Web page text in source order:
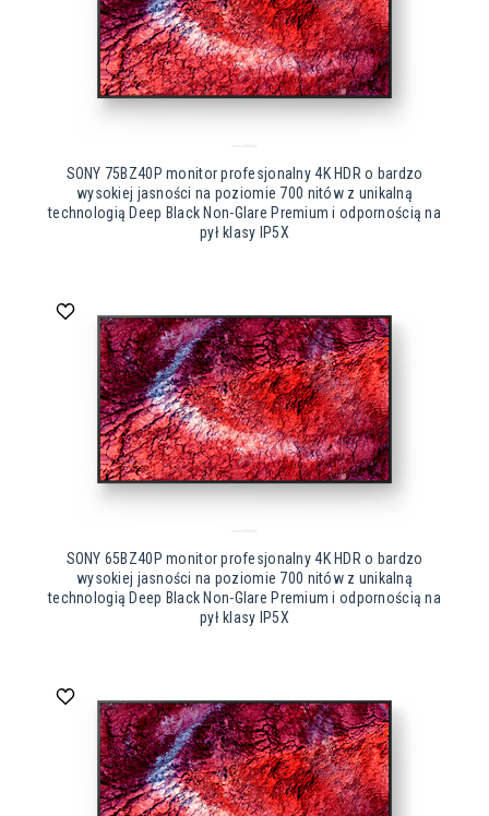
SONY 75BZ40P monitor profesjonalny 4K HDR o bardzo
wysokiej jasności na poziomie 700 nitów z unikalną
technologią Deep Black Non-Glare Premium i odpornością na
pył klasy IP5X
SONY 65BZ40P monitor profesjonalny 4K HDR o bardzo
wysokiej jasności na poziomie 700 nitów z unikalną
technologią Deep Black Non-Glare Premium i odpornością na
pył klasy IP5X